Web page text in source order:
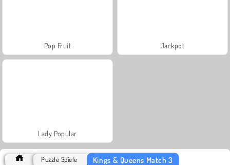
Pop Fruit Jackpot
Lady Popular
Puzzle Spiele Kings & Queens Match 3